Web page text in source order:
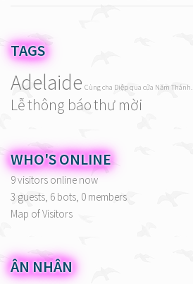
TAGS
Adelaide Cùng cha Diệp qua cửa Năm Thánh.
Lễthông báothư mời
WHO'S ONLINE
9 visitors online now
3 guests, 6 bots, 0 members
Map of Visitors
ÂN NHÂN